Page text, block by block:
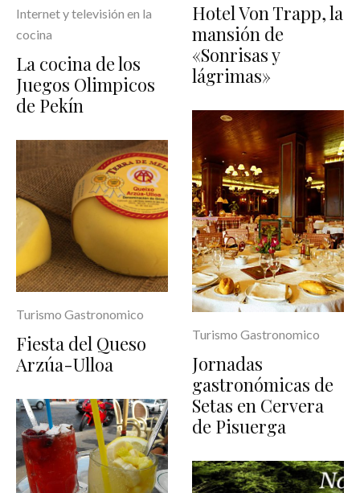
Internet y televisión en la
cocina
La cocina de los
Juegos Olimpicos
de Pekín
Turismo Gastronomico
Fiesta del Queso
Arzúa-Ulloa
Hotel Von Trapp, la
mansión de
«Sonrisas y
lágrimas»
Turismo Gastronomico
Jornadas
gastronómicas de
Setas en Cervera
de Pisuerga